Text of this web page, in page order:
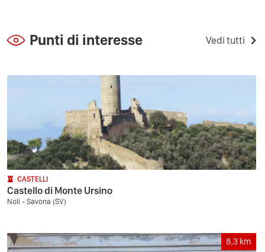
Punti di interesse Vedi tutti
CASTELLI
Castello di Monte Ursino
Noli - Savona (SV)
8,3 km